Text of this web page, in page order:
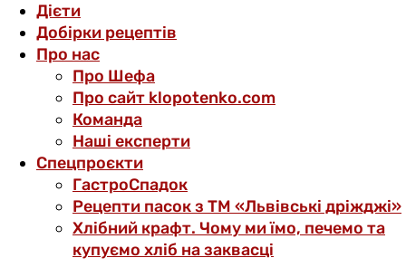
Дієти
Добірки рецептів
Про нас
Про Шефа
Про сайт klopotenko.com
Команда
Наші експерти
Спецпроєкти
ГастроСпадок
Рецепти пасок з ТМ «Львівські дріжджі»
Хлібний крафт. Чому ми їмо, печемо та
купуємо хліб на заквасці